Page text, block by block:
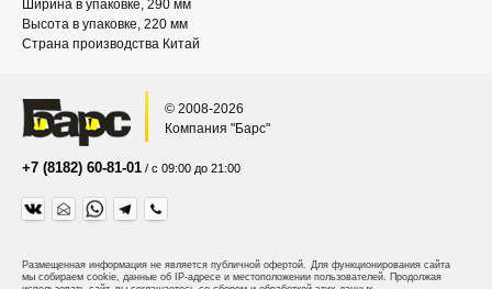
Ширина в упаковке, 290 мм
Высота в упаковке, 220 мм
Страна производства Китай
© 2008-2026
Компания "Барс"
+7 (8182) 60-81-01 / с 09:00 до 21:00
Размещенная информация не является публичной офертой. Для функционирования сайта
мы собираем cookie, данные об IP-адресе и местоположении пользователей. Продолжая